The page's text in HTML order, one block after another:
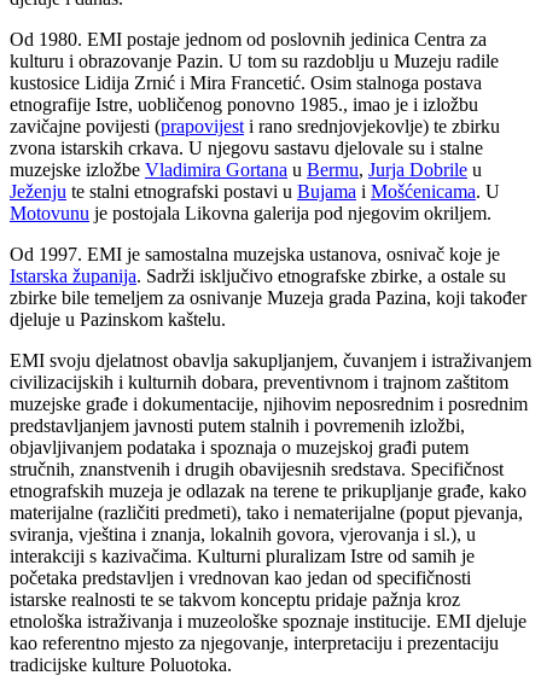
Od 1980. EMI postaje jednom od poslovnih jedinica Centra za
kulturu i obrazovanje Pazin. U tom su razdoblju u Muzeju radile
kustosice Lidija Zrnić i Mira Francetić. Osim stalnoga postava
etnografije Istre, uobličenog ponovno 1985., imao je i izložbu
zavičajne povijesti (prapovijest i rano srednjovjekovlje) te zbirku
zvona istarskih crkava. U njegovu sastavu djelovale su i stalne
muzejske izložbe Vladimira Gortana u Bermu, Jurja Dobrile u
Ježenju te stalni etnografski postavi u Bujama i Mošćenicama. U
Motovunu je postojala Likovna galerija pod njegovim okriljem.
Od 1997. EMI je samostalna muzejska ustanova, osnivač koje je
Istarska županija. Sadrži isključivo etnografske zbirke, a ostale su
zbirke bile temeljem za osnivanje Muzeja grada Pazina, koji također
djeluje u Pazinskom kaštelu.
EMI svoju djelatnost obavlja sakupljanjem, čuvanjem i istraživanjem
civilizacijskih i kulturnih dobara, preventivnom i trajnom zaštitom
muzejske građe i dokumentacije, njihovim neposrednim i posrednim
predstavljanjem javnosti putem stalnih i povremenih izložbi,
objavljivanjem podataka i spoznaja o muzejskoj građi putem
stručnih, znanstvenih i drugih obavijesnih sredstava. Specifičnost
etnografskih muzeja je odlazak na terene te prikupljanje građe, kako
materijalne (različiti predmeti), tako i nematerijalne (poput pjevanja,
sviranja, vještina i znanja, lokalnih govora, vjerovanja i sl.), u
interakciji s kazivačima. Kulturni pluralizam Istre od samih je
početaka predstavljen i vrednovan kao jedan od specifičnosti
istarske realnosti te se takvom konceptu pridaje pažnja kroz
etnološka istraživanja i muzeološke spoznaje institucije. EMI djeluje
kao referentno mjesto za njegovanje, interpretaciju i prezentaciju
tradicijske kulture Poluotoka.